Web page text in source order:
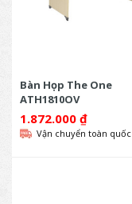
Bàn Họp The One
ATH1810OV
1.872.000 ₫
Vận chuyển toàn quốc